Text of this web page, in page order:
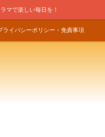
マで楽しい毎日を！
ライバシーポリシー・免責事項